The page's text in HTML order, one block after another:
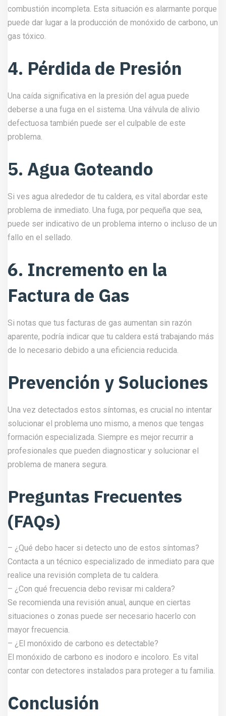
combustión incompleta. Esta situación es alarmante porque
puede dar lugar a la producción de monóxido de carbono, un
gas tóxico.
4. Pérdida de Presión
Una caída significativa en la presión del agua puede
deberse a una fuga en el sistema. Una válvula de alivio
defectuosa también puede ser el culpable de este
problema.
5. Agua Goteando
Si ves agua alrededor de tu caldera, es vital abordar este
problema de inmediato. Una fuga, por pequeña que sea,
puede ser indicativo de un problema interno o incluso de un
fallo en el sellado.
6. Incremento en la
Factura de Gas
Si notas que tus facturas de gas aumentan sin razón
aparente, podría indicar que tu caldera está trabajando más
de lo necesario debido a una eficiencia reducida.
Prevención y Soluciones
Una vez detectados estos síntomas, es crucial no intentar
solucionar el problema uno mismo, a menos que tengas
formación especializada. Siempre es mejor recurrir a
profesionales que pueden diagnosticar y solucionar el
problema de manera segura.
Preguntas Frecuentes
(FAQs)
– ¿Qué debo hacer si detecto uno de estos síntomas?
Contacta a un técnico especializado de inmediato para que
realice una revisión completa de tu caldera.
– ¿Con qué frecuencia debo revisar mi caldera?
Se recomienda una revisión anual, aunque en ciertas
situaciones o zonas puede ser necesario hacerlo con
mayor frecuencia.
– ¿El monóxido de carbono es detectable?
El monóxido de carbono es inodoro e incoloro. Es vital
contar con detectores instalados para proteger a tu familia.
Conclusión